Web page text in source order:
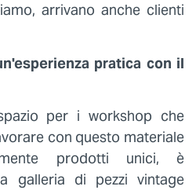
arrivano anche clienti
pratica con il
per i workshop che
con questo materiale
prodotti unici, è
galleria di pezzi vintage